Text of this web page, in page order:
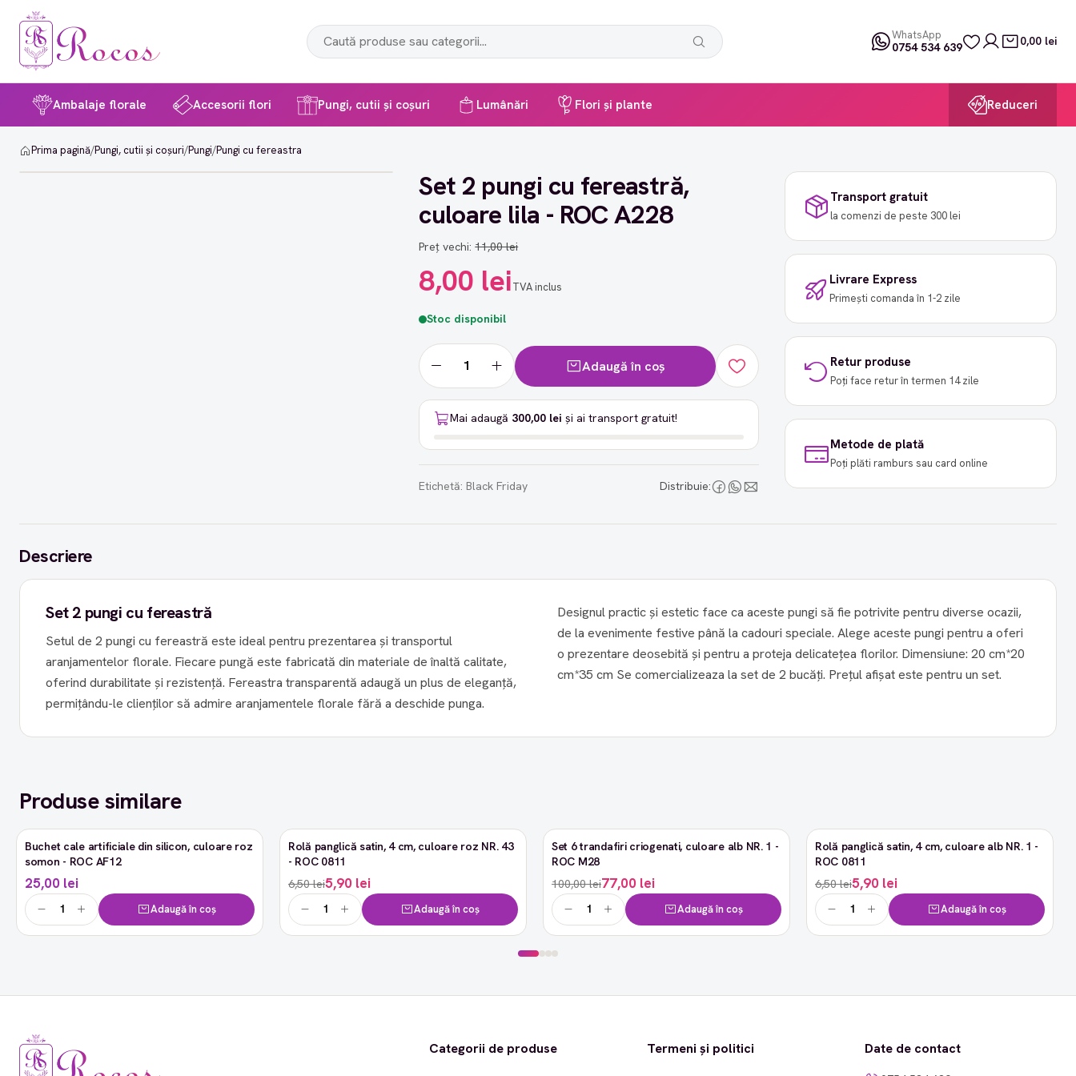
WhatsApp
0754 534 639 0,00 lei
Ambalaje florale Accesorii flori Pungi, cutii și coșuri Lumânări Flori și plante Reduceri
Prima pagină/Pungi, cutii și coșuri/Pungi/Pungi cu fereastra
Set 2 pungi cu fereastră,
culoare lila - ROC A228
Preț vechi:11,00 lei
8,00 leiTVA inclus
Stoc disponibil
Adaugă în coș
Mai adaugă 300,00 lei și ai transport gratuit!
Etichetă: Black Friday Distribuie:
Transport gratuit
la comenzi de peste 300 lei
Livrare Express
Primești comanda în 1-2 zile
Retur produse
Poți face retur în termen 14 zile
Metode de plată
Poți plăti ramburs sau card online
Descriere
Set 2 pungi cu fereastră
Setul de 2 pungi cu fereastră este ideal pentru prezentarea și transportul
aranjamentelor florale. Fiecare pungă este fabricată din materiale de înaltă calitate,
oferind durabilitate și rezistență. Fereastra transparentă adaugă un plus de eleganță,
permițându-le clienților să admire aranjamentele florale fără a deschide punga.
Designul practic și estetic face ca aceste pungi să fie potrivite pentru diverse ocazii,
de la evenimente festive până la cadouri speciale. Alege aceste pungi pentru a oferi
o prezentare deosebită și pentru a proteja delicatețea florilor. Dimensiune: 20 cm*20
cm*35 cm Se comercializeaza la set de 2 bucăți. Prețul afișat este pentru un set.
Produse similare
Buchet cale artificiale din silicon, culoare roz
somon - ROC AF12
25,00 lei
Adaugă în coș
-9%
Rolă panglică satin, 4 cm, culoare roz NR. 43
- ROC 0811
6,50 lei5,90 lei
Adaugă în coș
-23%
Set 6 trandafiri criogenati, culoare alb NR. 1 -
ROC M28
100,00 lei77,00 lei
Adaugă în coș
-9%
Rolă panglică satin, 4 cm, culoare alb NR. 1 -
ROC 0811
6,50 lei5,90 lei
Adaugă în coș
Categorii de produse Termeni și politici Date de contact